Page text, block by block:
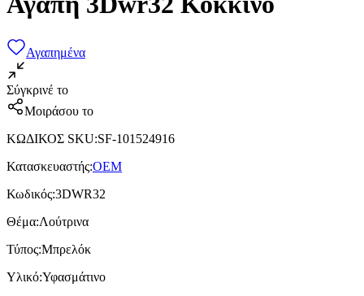
Αγαπημένα
Σύγκρινέ το
Μοιράσου το
ΚΩΔΙΚΟΣ SKU:SF-101524916
Κατασκευαστής:OEM
Κωδικός:3DWR32
Θέμα:Λούτρινα
Τύπος:Μπρελόκ
Υλικό:Υφασμάτινο